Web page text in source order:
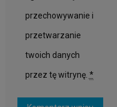
przechowywanie i
przetwarzanie
twoich danych
przez tę witrynę. *